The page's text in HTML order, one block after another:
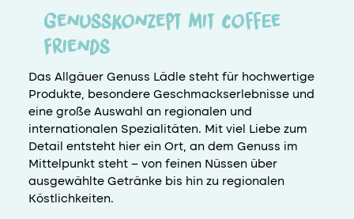
Genusskonzept mit Coffee
Friends
Das Allgäuer Genuss Lädle steht für hochwertige
Produkte, besondere Geschmackserlebnisse und
eine große Auswahl an regionalen und
internationalen Spezialitäten. Mit viel Liebe zum
Detail entsteht hier ein Ort, an dem Genuss im
Mittelpunkt steht – von feinen Nüssen über
ausgewählte Getränke bis hin zu regionalen
Köstlichkeiten.